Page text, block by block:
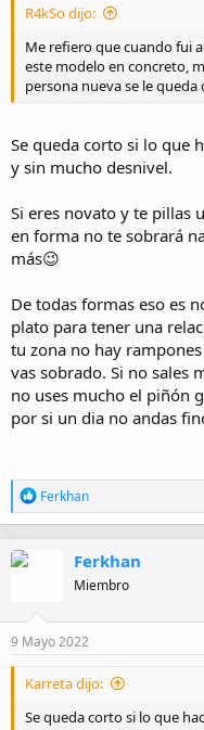
R4kSo dijo:
Me refiero que cuando fui
este modelo en concreto,
persona nueva se le queda
Se queda corto si lo que
y sin mucho desnivel.
Si eres novato y te pillas
en forma no te sobrará
más😉
De todas formas eso es
plato para tener una
tu zona no hay
vas sobrado. Si no sales
no uses mucho el piñón
por si un dia no andas
R
e
a
n
s
Ferkhan
Ferkhan
Miembro
9 Mayo 2022
Karreta dijo:
Se queda corto si lo que